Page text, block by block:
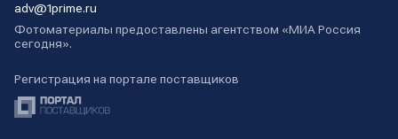
adv@1prime.ru
Фотоматериалы предоставлены агентством «МИА Россия
сегодня».
Регистрация на портале поставщиков